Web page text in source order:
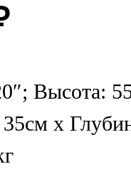
Высота:
х